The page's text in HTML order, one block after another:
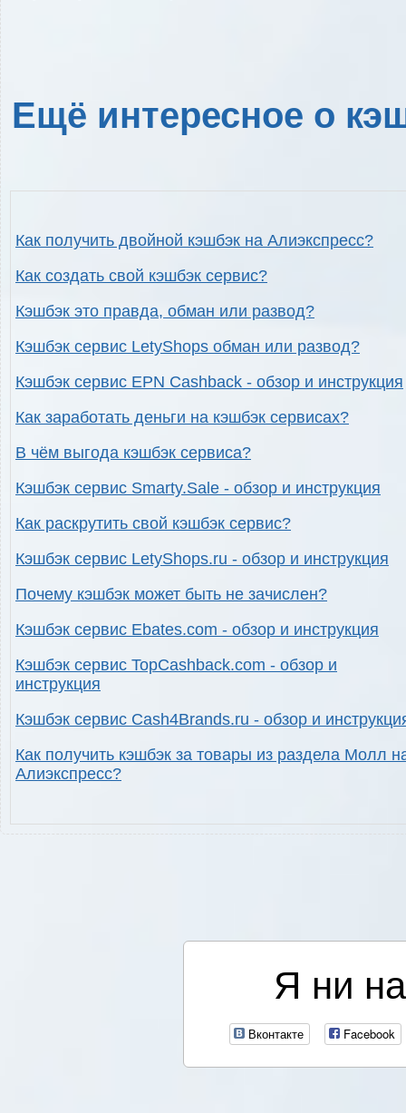
Ещё интересное о
Как получить двойной кэшбэк на Алиэкспресс?
Как создать свой кэшбэк сервис?
Кэшбэк это правда, обман или развод?
Кэшбэк сервис LetyShops обман или развод?
Кэшбэк сервис EPN Cashback - обзор и инструкция
Как заработать деньги на кэшбэк сервисах?
В чём выгода кэшбэк сервиса?
Кэшбэк сервис Smarty.Sale - обзор и инструкция
Как раскрутить свой кэшбэк сервис?
Кэшбэк сервис LetyShops.ru - обзор и инструкция
Почему кэшбэк может быть не зачислен?
Кэшбэк сервис Ebates.com - обзор и инструкция
Кэшбэк сервис TopCashback.com - обзор и
инструкция
Кэшбэк сервис Cash4Brands.ru - обзор и
Как получить кэшбэк за товары из раздела Молл
Алиэкспресс?
Я ни
Вконтакте Facebook